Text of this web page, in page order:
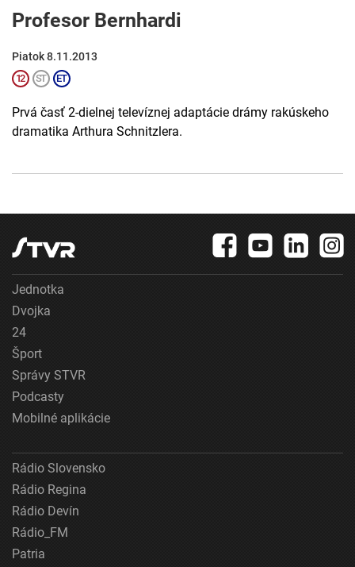
Profesor Bernhardi
Piatok 8.11.2013
Prvá časť 2-dielnej televíznej adaptácie drámy rakúskeho
dramatika Arthura Schnitzlera.
Jednotka
Dvojka
24
Šport
Správy STVR
Podcasty
Mobilné aplikácie
Rádio Slovensko
Rádio Regina
Rádio Devín
Rádio_FM
Patria